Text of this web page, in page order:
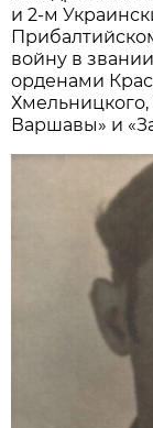
и 2-м
войну в
орденами
Варшавы» и